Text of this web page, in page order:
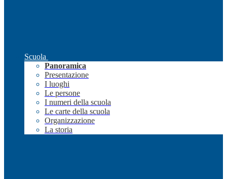
Scuola
Panoramica
Presentazione
I luoghi
Le persone
I numeri della scuola
Le carte della scuola
Organizzazione
La storia